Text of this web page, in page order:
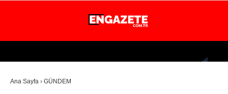
29.8
İSTANBUL
GÜNDEM
Ana Sayfa › GÜNDEM